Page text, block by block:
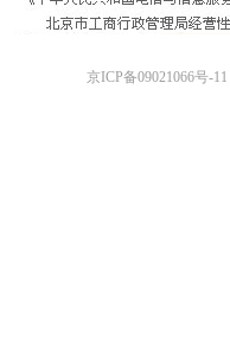
京ICP备09021066号-11